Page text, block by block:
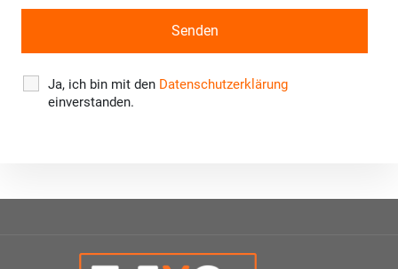
Ja, ich bin mit den Datenschutzerklärung
einverstanden.